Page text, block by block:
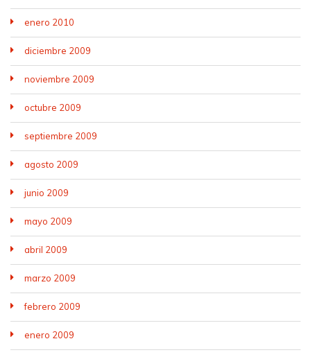
enero 2010
diciembre 2009
noviembre 2009
octubre 2009
septiembre 2009
agosto 2009
junio 2009
mayo 2009
abril 2009
marzo 2009
febrero 2009
enero 2009